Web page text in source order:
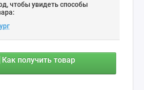
чтобы увидеть способы
Как получить товар